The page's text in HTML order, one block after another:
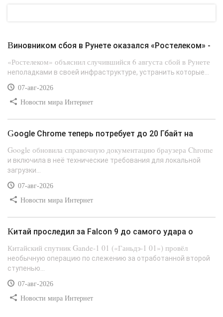
Виновником сбоя в Рунете оказался «Ростелеком» -
«Ростелеком» объяснил случившийся 6 августа сбой в Рунете
неполадками в своей инфраструктуре, устранить которые...
07-авг-2026
Новости мира Интернет
Google Chrome теперь потребует до 20 Гбайт на
Google обновила справочную документацию браузера Chrome
и включила в неё технические требования для локальной
загрузки...
07-авг-2026
Новости мира Интернет
Китай проследил за Falcon 9 до самого удара о
Китайский спутник Gande-1 01 («Ганьдэ-1 01») провёл
необычную операцию по слежению за отработанной второй
ступенью...
07-авг-2026
Новости мира Интернет